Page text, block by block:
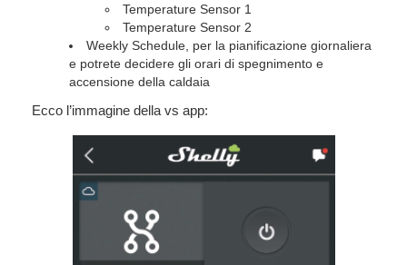
Temperature Sensor 1
Temperature Sensor 2
Weekly Schedule, per la pianificazione giornaliera
e potrete decidere gli orari di spegnimento e
accensione della caldaia
Ecco l’immagine della vs app: